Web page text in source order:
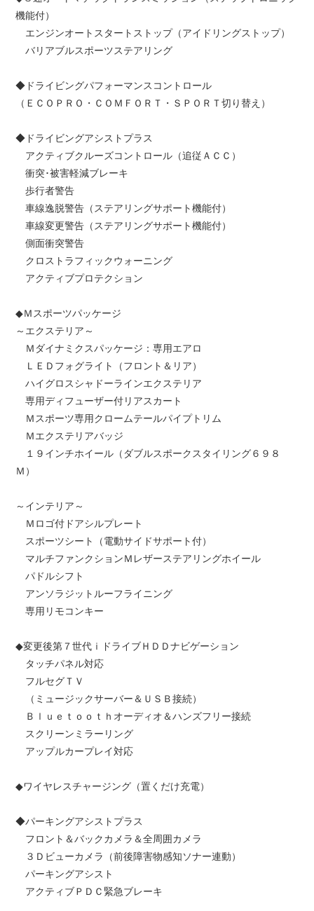
機能付）
エンジンオートスタートストップ（アイドリングストップ）
バリアブルスポーツステアリング
◆ドライビングパフォーマンスコントロール
（ＥＣＯＰＲＯ・ＣＯＭＦＯＲＴ・ＳＰＯＲＴ切り替え）
◆ドライビングアシストプラス
アクティブクルーズコントロール（追従ＡＣＣ）
衝突･被害軽減ブレーキ
歩行者警告
車線逸脱警告（ステアリングサポート機能付）
車線変更警告（ステアリングサポート機能付）
側面衝突警告
クロストラフィックウォーニング
アクティブプロテクション
◆Ｍスポーツパッケージ
～エクステリア～
Ｍダイナミクスパッケージ：専用エアロ
ＬＥＤフォグライト（フロント＆リア）
ハイグロスシャドーラインエクステリア
専用ディフューザー付リアスカート
Ｍスポーツ専用クロームテールパイプトリム
Ｍエクステリアバッジ
１９インチホイール（ダブルスポークスタイリング６９８
Ｍ）
～インテリア～
Ｍロゴ付ドアシルプレート
スポーツシート（電動サイドサポート付）
マルチファンクションＭレザーステアリングホイール
パドルシフト
アンソラジットルーフライニング
専用リモコンキー
◆変更後第７世代ｉドライブＨＤＤナビゲーション
タッチパネル対応
フルセグＴＶ
（ミュージックサーバー＆ＵＳＢ接続）
Ｂｌｕｅｔｏｏｔｈオーディオ＆ハンズフリー接続
スクリーンミラーリング
アップルカープレイ対応
◆ワイヤレスチャージング（置くだけ充電）
◆パーキングアシストプラス
フロント＆バックカメラ＆全周囲カメラ
３Ｄビューカメラ（前後障害物感知ソナー連動）
パーキングアシスト
アクティブＰＤＣ緊急ブレーキ